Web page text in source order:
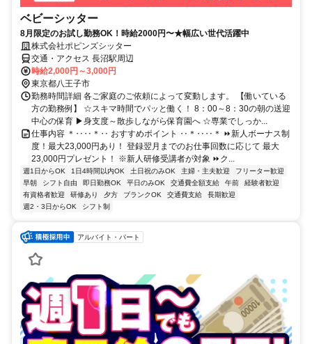
ベビーシッター
8月限定のお試し勤務OK！時給2000円〜★幅広い世代活躍中
株式会社ポピンズシッター
交通・アクセス 長沼駅周辺
時給2,000円～3,000円
東京都八王子市
勤務時間詳細 各ご家庭のご依頼によって変動します。 【働いている
方の勤務例】 ☆スキマ時間でパッと働く！ 8：00～8：30の朝の送迎
中心の保育 ▶身支度～散歩しながら保育園へ ☆専業でしっか...
仕事内容 ＊‥‥＊‥ おすすめポイント ‥＊‥‥＊ ⏩新人ボーナス制
度！最大23,000円あり！ 登録翌月までのお仕事回数に応じて 最大
23,000円プレゼント！ ※新人研修受講者が対象 ⏩ク...
週1日からOK 1日4時間以内OK 土日祝のみOK 主婦・主夫歓迎
フリーター歓迎
早朝
シフト自由 即日勤務OK 平日のみOK 交通費全額支給 午前
経験者歓迎
有資格者歓迎
研修あり 夕方 ブランクOK 交通費支給
長期歓迎
週2・3日からOK
シフト制
アルバイト・パート